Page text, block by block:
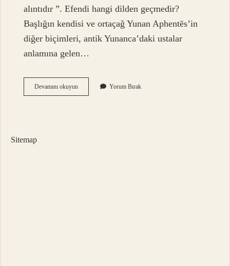
alıntıdır ”. Efendi hangi dilden geçmedir?
Başlığın kendisi ve ortaçağ Yunan Aphentēs’in
diğer biçimleri, antik Yunanca’daki ustalar
anlamına gelen…
Devamını okuyunEfendim
Türkçe
Yorum Bırak
Sitemap